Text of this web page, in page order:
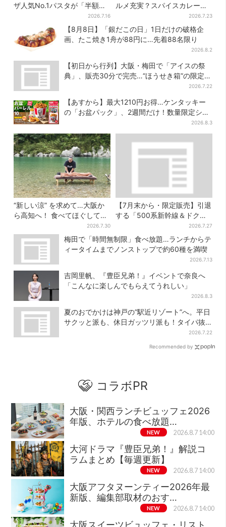
ザ人気No.1パスタが「半額」
に！大創業祭の第2弾まもなく
2026.7.16
ルメ充実？スパイスカレー・
ピザ・ポテト…“しょっぱいも
の食べたい”が叶う
2026.7.23
【8月8日】「銀だこの日」1日だけの破格企
画、たこ焼き1舟が88円に…先着88名限り
2026.8.2
【初日から行列】大阪・梅田で「アイスの祭
典」、販売30分で完売…“ほうせき箱”の限定メ
2026.7.22
【あすから】最大1210円お得…ケンタッキー
の「お盆パック」、2週間だけ！数量限定シー
2026.8.3
“新しい涼” を求めて…大阪か
ら高知へ！ 食べてほぐして
「仁淀ブルー」でととのう体
験旅【2026夏最新版】
2026.7.30
【7月末から・限定販売】引退
する「500系新幹線＆ドクタ
ーイエロー」×人気ドーナツ店
がコラボ、手土産の切り札に
も
2026.7.27
梅田で「時間無制限」食べ放題…ランチからテ
ィータイムまでノンストップで約60種を満喫
2026.7.13
吉岡里帆、『豊臣兄弟！』イベントで奈良へ
「こんなに楽しんでもらえてうれしい」
2026.8.3
夏のおでかけは神戸の”駅近リゾート”へ。平日
サクッと派も、休日ガッツリ派も！タイパ抜
2026.7.22
Recommended by
コラボPR
大阪・関西ランチビュッフェ2026
年版、ホテルの食べ放題…
NEW 2026.8.7 14:00
大河ドラマ『豊臣兄弟！』解説コ
ラムまとめ【毎週更新】
NEW 2026.8.7 14:00
大阪アフタヌーンティー2026年最
新版、編集部取材のおす…
NEW 2026.8.7 14:00
大阪スイーツビュッフェ・リスト